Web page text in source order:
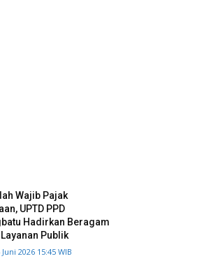
Wajib Pajak
UPTD PPD
Hadirkan Beragam
Publik
2026 15:45 WIB